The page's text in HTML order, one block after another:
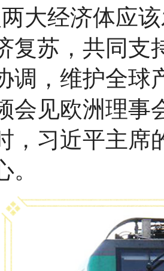
经济体应该
复苏，共同支
调，维护全球
会见欧洲理
，习近平主席